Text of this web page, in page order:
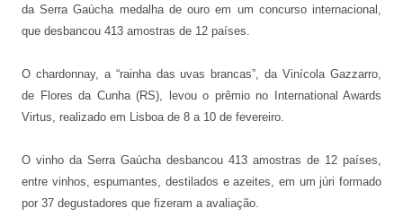
da Serra Gaúcha medalha de ouro em um concurso internacional,
que desbancou 413 amostras de 12 países.
O chardonnay, a “rainha das uvas brancas”, da Vinícola Gazzarro,
de Flores da Cunha (RS), levou o prêmio no International Awards
Virtus, realizado em Lisboa de 8 a 10 de fevereiro.
O vinho da Serra Gaúcha desbancou 413 amostras de 12 países,
entre vinhos, espumantes, destilados e azeites, em um júri formado
por 37 degustadores que fizeram a avaliação.